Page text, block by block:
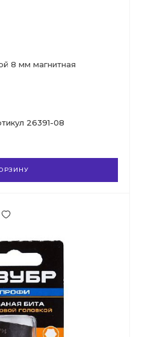
8 мм магнитная
26391-08